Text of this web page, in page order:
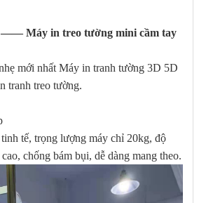
Máy in treo tường mini cầm tay
mới nhất Máy in tranh tường 3D 5D
tranh treo tường.
tế, trọng lượng máy chỉ 20kg, độ
chống bám bụi, dễ dàng mang theo.